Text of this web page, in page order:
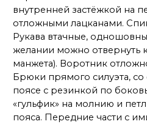
внутренней застёжкой на
отложными лацканами.
Рукава втачные,
желании можно отвернуть
манжета). Воротник
Брюки прямого силуэта,
поясе с резинкой по
«гульфик» на молнию и
пояса. Передние части с